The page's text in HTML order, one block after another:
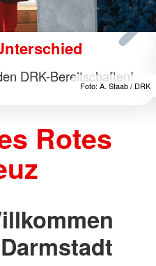
Foto: A. Staab / DRK
Bereitschaften!
Rotes